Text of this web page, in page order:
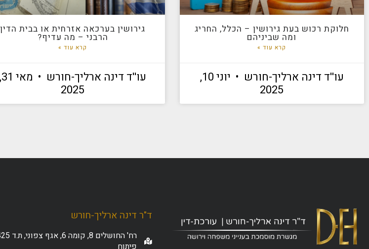
חלוקת רכוש בעת גירושין – הכלל, החריג
ומה שביניהם
קרא עוד »
עו''ד דינה ארליך-חורש
יוני 10,
2025
גירושין בערכאה אזרחית או בבית הדין
הרבני – מה עדיף?
קרא עוד »
עו''ד דינה ארליך-חורש
מאי 31,
2025
ד"ר דינה ארליך-חורש
פיתוח